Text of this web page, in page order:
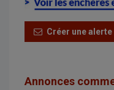
Créer une alerte
Annonces